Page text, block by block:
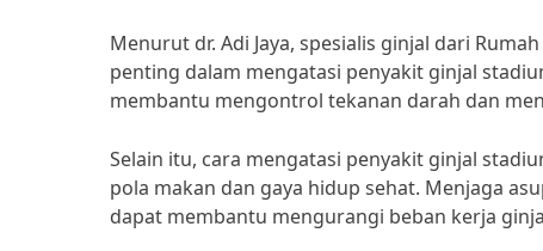
Menurut dr. Adi Jaya, spesialis ginjal dari
penting dalam mengatasi penyakit ginjal
membantu mengontrol tekanan darah dan
Selain itu, cara mengatasi penyakit ginjal
pola makan dan gaya hidup sehat. Menjaga
dapat membantu mengurangi beban kerja